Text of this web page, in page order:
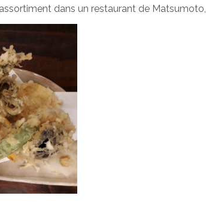
dans un restaurant de Matsumoto,